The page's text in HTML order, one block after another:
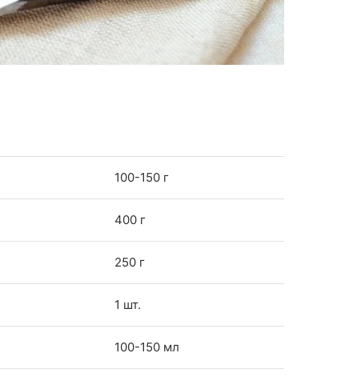
100-150 г
400 г
250 г
1 шт.
100-150 мл